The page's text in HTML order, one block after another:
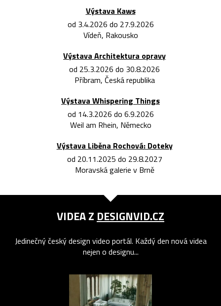
Výstava Kaws
od 3.4.2026 do 27.9.2026
Vídeň, Rakousko
Výstava Architektura opravy
od 25.3.2026 do 30.8.2026
Příbram, Česká republika
Výstava Whispering Things
od 14.3.2026 do 6.9.2026
Weil am Rhein, Německo
Výstava Liběna Rochová: Doteky
od 20.11.2025 do 29.8.2027
Moravská galerie v Brně
VIDEA Z DESIGNVID.CZ
Jedinečný český design video portál. Každý den nová videa
nejen o designu...